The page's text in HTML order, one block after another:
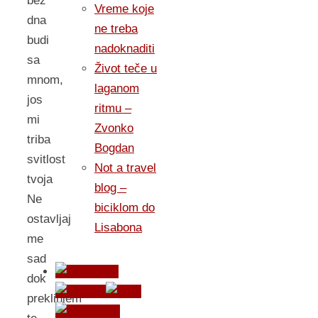
dna
budi
sa
mnom,
jos
mi
triba
svitlost
tvoja
Ne
ostavljaj
me
sad
dok
preklinjem
Vreme koje
ne treba
nadoknaditi
Život teče u
laganom
ritmu –
Zvonko
Bogdan
Not a travel
blog –
biciklom do
Lisabona